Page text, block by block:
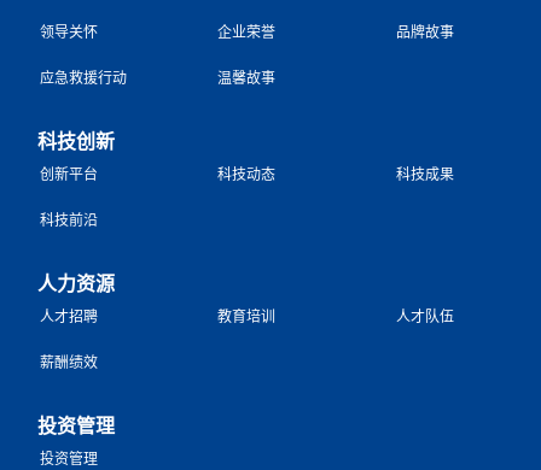
领导关怀 企业荣誉 品牌故事
应急救援行动 温馨故事
科技创新
创新平台 科技动态 科技成果
科技前沿
人力资源
人才招聘 教育培训 人才队伍
薪酬绩效
投资管理
投资管理